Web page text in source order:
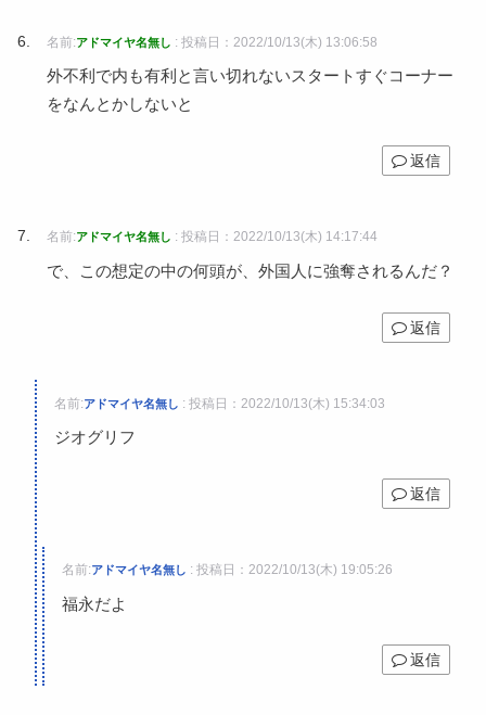
名前:アドマイヤ名無し : 投稿日：2022/10/13(木) 13:06:58
外不利で内も有利と言い切れないスタートすぐコーナー
をなんとかしないと
返信
名前:アドマイヤ名無し : 投稿日：2022/10/13(木) 14:17:44
で、この想定の中の何頭が、外国人に強奪されるんだ？
返信
名前:アドマイヤ名無し : 投稿日：2022/10/13(木) 15:34:03
ジオグリフ
返信
名前:アドマイヤ名無し : 投稿日：2022/10/13(木) 19:05:26
福永だよ
返信